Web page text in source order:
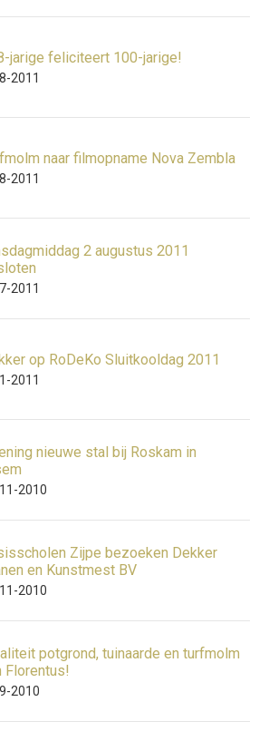
jarige feliciteert 100-jarige!
2011
naar filmopname Nova Zembla
2011
2 augustus 2011
2011
op RoDeKo Sluitkooldag 2011
2011
nieuwe stal bij Roskam in
2010
Zijpe bezoeken Dekker
en Kunstmest BV
2010
potgrond, tuinaarde en turfmolm
Florentus!
2010